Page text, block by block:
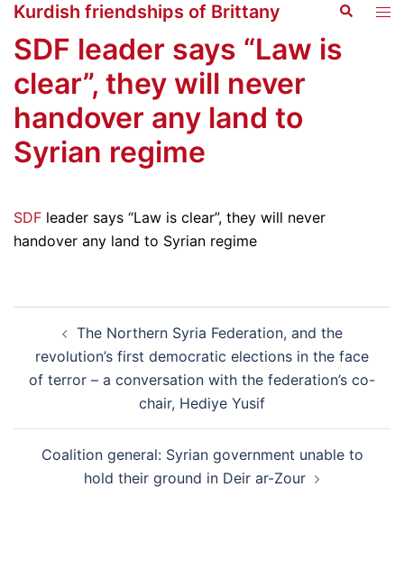
Skip
content
Kurdish friendships of Brittany Search
SDF leader says “Law is
clear”, they will never
handover any land to
Syrian regime
SDF leader says “Law is clear”, they will never
handover any land to Syrian regime
navigationThe Northern Syria Federation, and the
revolution’s first democratic elections in the face
of terror – a conversation with the federation’s co-
chair, Hediye Yusif
Coalition general: Syrian government unable to
hold their ground in Deir ar-Zour